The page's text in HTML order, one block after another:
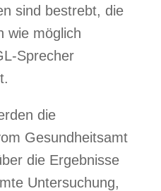
sind bestrebt, die
wie möglich
Sprecher
die
Gesundheitsamt
die Ergebnisse
Untersuchung,